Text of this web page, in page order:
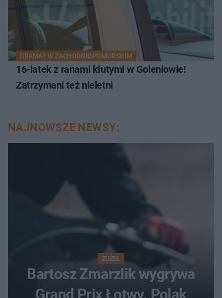
DRAMAT W ZACHODNIOPOMORSKIM
16-latek z ranami kłutymi w Goleniowie!
Zatrzymani też nieletni
NAJNOWSZE NEWSY:
ŻUŻEL
Bartosz Zmarzlik wygrywa
Grand Prix Łotwy. Polak